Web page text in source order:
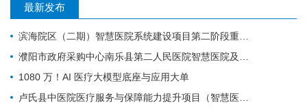
最新发布
滨海院区（二期）智慧医院系统建设项目第二阶段重症、麻醉建设公开招标招标公告
濮阳市政府采购中心南乐县第二人民医院智慧医院及医疗设备采购项目（二次）公开招标公告
1080 万！AI 医疗大模型底座与应用大单
卢氏县中医院医疗服务与保障能力提升项目（智慧医院信息平台升级改造）第一批项目-流标公告